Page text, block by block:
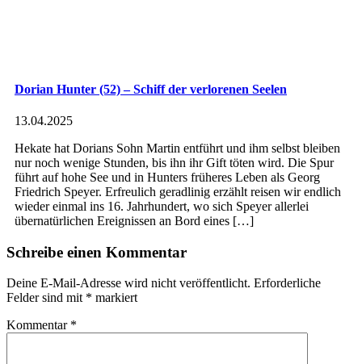
Dorian Hunter (52) – Schiff der verlorenen Seelen
13.04.2025
Hekate hat Dorians Sohn Martin entführt und ihm selbst bleiben
nur noch wenige Stunden, bis ihn ihr Gift töten wird. Die Spur
führt auf hohe See und in Hunters früheres Leben als Georg
Friedrich Speyer. Erfreulich geradlinig erzählt reisen wir endlich
wieder einmal ins 16. Jahrhundert, wo sich Speyer allerlei
übernatürlichen Ereignissen an Bord eines […]
Schreibe einen Kommentar
Deine E-Mail-Adresse wird nicht veröffentlicht. Erforderliche
Felder sind mit * markiert
Kommentar *